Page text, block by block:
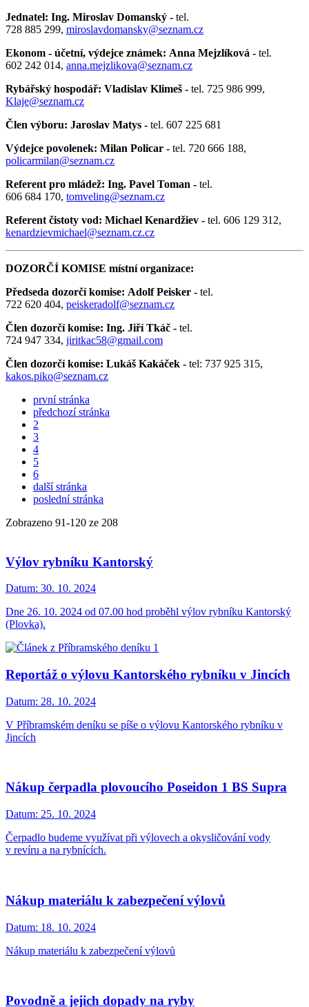
Jednatel: Ing. Miroslav Domanský - tel.
728 885 299, miroslavdomansky@seznam.cz
Ekonom - účetní, výdejce známek: Anna Mejzlíková - tel.
602 242 014, anna.mejzlikova@seznam.cz
Rybářský hospodář: Vladislav Klimeš - tel. 725 986 999,
Klaje@seznam.cz
Člen výboru: Jaroslav Matys - tel. 607 225 681
Výdejce povolenek: Milan Policar - tel. 720 666 188,
policarmilan@seznam.cz
Referent pro mládež: Ing. Pavel Toman - tel.
606 684 170, tomveling@seznam.cz
Referent čistoty vod: Michael Kenardžiev - tel. 606 129 312,
kenardzievmichael@seznam.cz.cz
DOZORČÍ KOMISE místní organizace:
Předseda dozorčí komise: Adolf Peisker - tel.
722 620 404, peiskeradolf@seznam.cz
Člen dozorčí komise: Ing. Jiří Tkáč - tel.
724 947 334, jiritkac58@gmail.com
Člen dozorčí komise: Lukáš Kakáček - tel: 737 925 315,
kakos.piko@seznam.cz
první stránka
předchozí stránka
2
3
4
5
6
další stránka
poslední stránka
Zobrazeno 91-120 ze 208
Výlov rybníku Kantorský
Datum: 30. 10. 2024
Dne 26. 10. 2024 od 07.00 hod proběhl výlov rybníku Kantorský
(Plovka).
Reportáž o výlovu Kantorského rybníku v Jincích
Datum: 28. 10. 2024
V Příbramském deníku se píše o výlovu Kantorského rybníku v
Jincích
Nákup čerpadla plovoucího Poseidon 1 BS Supra
Datum: 25. 10. 2024
Čerpadlo budeme využívat při výlovech a okysličování vody
v revíru a na rybnících.
Nákup materiálu k zabezpečení výlovů
Datum: 18. 10. 2024
Nákup materiálu k zabezpečení výlovů
Povodně a jejich dopady na ryby